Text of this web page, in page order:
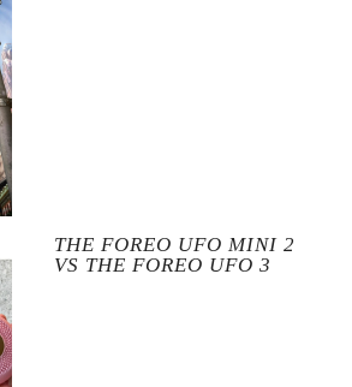
THE FOREO UFO MINI 2
VS THE FOREO UFO 3